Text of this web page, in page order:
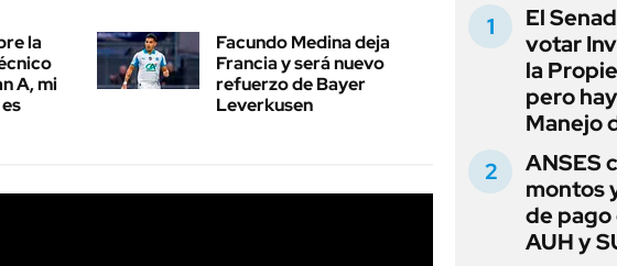
la
A, mi
Facundo Medina deja
Francia y será nuevo
refuerzo de Bayer
Leverkusen
El
votar
la
pero
Manejo
ANSES
montos
de pago
AUH y